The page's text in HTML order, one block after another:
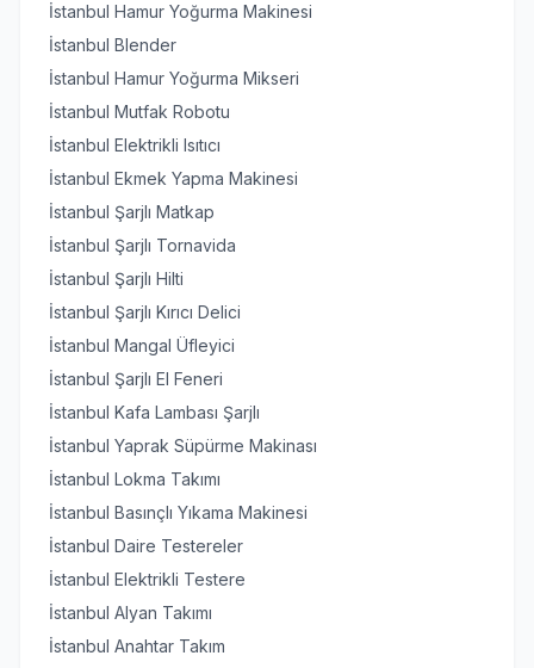
İstanbul Hamur Yoğurma Makinesi
İstanbul Blender
İstanbul Hamur Yoğurma Mikseri
İstanbul Mutfak Robotu
İstanbul Elektrikli Isıtıcı
İstanbul Ekmek Yapma Makinesi
İstanbul Şarjlı Matkap
İstanbul Şarjlı Tornavida
İstanbul Şarjlı Hilti
İstanbul Şarjlı Kırıcı Delici
İstanbul Mangal Üfleyici
İstanbul Şarjlı El Feneri
İstanbul Kafa Lambası Şarjlı
İstanbul Yaprak Süpürme Makinası
İstanbul Lokma Takımı
İstanbul Basınçlı Yıkama Makinesi
İstanbul Daire Testereler
İstanbul Elektrikli Testere
İstanbul Alyan Takımı
İstanbul Anahtar Takım